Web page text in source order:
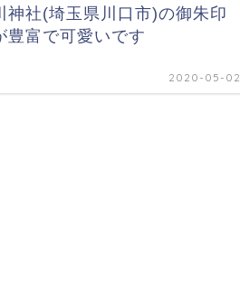
神社(埼玉県川口市)の御朱印
豊富で可愛いです
2020-05-02